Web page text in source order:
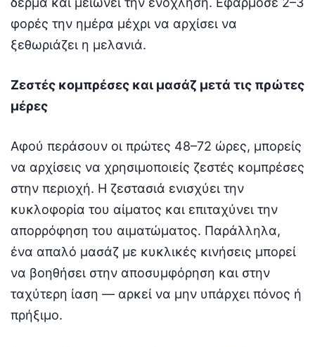
φορές την ημέρα μέχρι να αρχίσει να
ξεθωριάζει η μελανιά.
Ζεστές κομπρέσες και μασάζ μετά τις πρώτες
μέρες
Αφού περάσουν οι πρώτες 48–72 ώρες, μπορείς
να αρχίσεις να χρησιμοποιείς ζεστές κομπρέσες
στην περιοχή. Η ζεστασιά ενισχύει την
κυκλοφορία του αίματος και επιταχύνει την
απορρόφηση του αιματώματος. Παράλληλα,
ένα απαλό μασάζ με κυκλικές κινήσεις μπορεί
να βοηθήσει στην αποσυμφόρηση και στην
ταχύτερη ίαση — αρκεί να μην υπάρχει πόνος ή
πρήξιμο.